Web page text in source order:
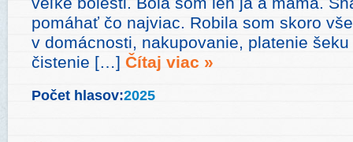
pomáhať čo najviac. Robila som skoro
v domácnosti, nakupovanie, platenie
čistenie […] Čítaj viac »
Počet hlasov:2025